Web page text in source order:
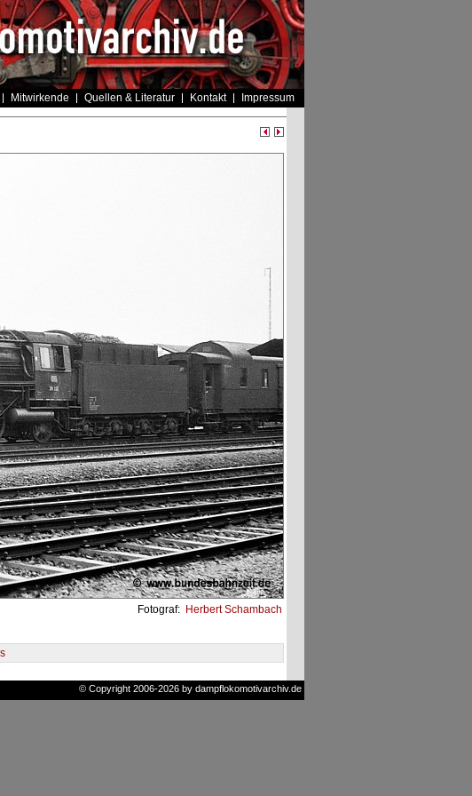
Mitwirkende Quellen & Literatur Kontakt Impressum
Fotograf: Herbert Schambach
© Copyright 2006-2026 by dampflokomotivarchiv.de